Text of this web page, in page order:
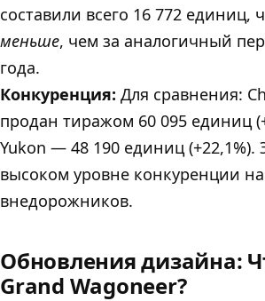
составили всего 16 772 единиц,
меньше, чем за аналогичный
года.
Конкуренция: Для сравнения:
продан тиражом 60 095 единиц
Yukon — 48 190 единиц (+22,1%).
высоком уровне конкуренции
внедорожников.
Обновления дизайна:
Grand Wagoneer?